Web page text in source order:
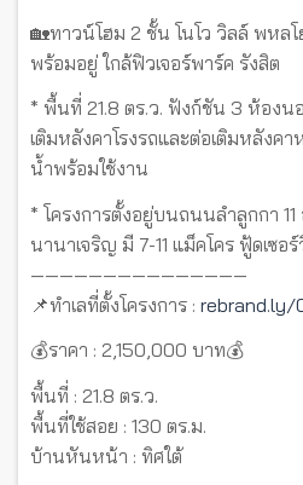
🏡ทาวน์โฮม 2 ชั้น โนโว วิลล์ พหล
พร้อมอยู่ ใกล้ฟิวเจอร์พาร์ค รังสิต
* พื้นที่ 21.8 ตร.ว. ฟังก์ชัน 3 ห้อง
เติมหลังคาโรงรถและต่อเติมหลังค
น้ำพร้อมใช้งาน
* โครงการตั้งอยู่บนถนนลำลูกกา
นานาเจริญ มี 7-11 แม็คโคร ฟู้ดเซอ
———————————————
📌ทำเลที่ตั้งโครงการ : rebrand.ly/
💰ราคา : 2,150,000 บาท💰
พื้นที่ : 21.8 ตร.ว.
พื้นที่ใช้สอย : 130 ตร.ม.
บ้านหันหน้า : ทิศใต้